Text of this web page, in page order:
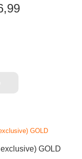
Aktueller
GOLD